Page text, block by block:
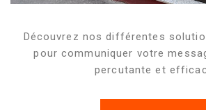
Découvrez nos différentes
pour communiquer votre
percutante et